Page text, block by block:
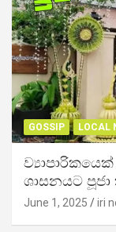
GOSSIP LOCAL
ශාසනයට පූජා
June 1, 2025 iri